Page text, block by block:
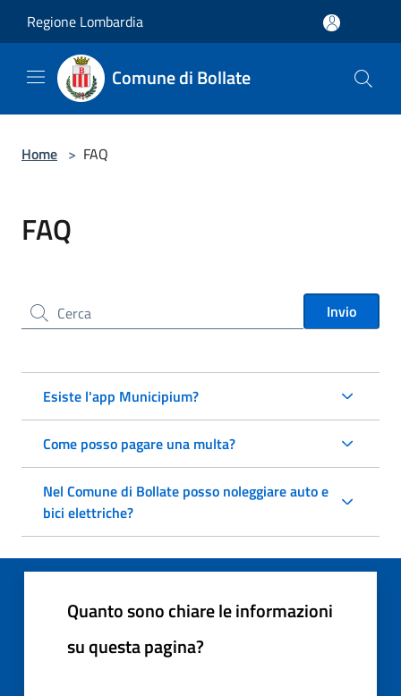
Regione Lombardia
Comune di Bollate
Home > FAQ
FAQ
Cerca nel sito Invio
Esiste l'app Municipium?
Come posso pagare una multa?
Nel Comune di Bollate posso noleggiare auto e
bici elettriche?
Quanto sono chiare le informazioni
su questa pagina?